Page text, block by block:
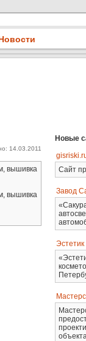
14.03.2011
вышивка
вышивка
Новые
Сайт
Завод
Эстетик